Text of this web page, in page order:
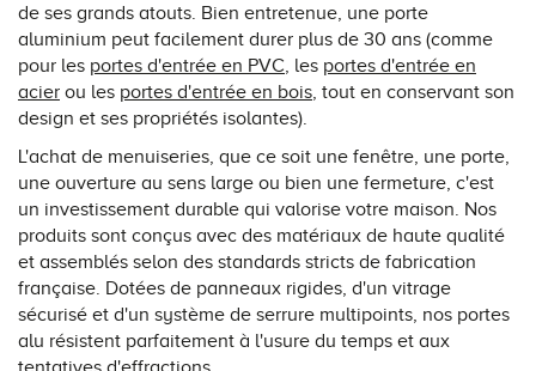
de ses grands atouts. Bien entretenue, une porte
aluminium peut facilement durer plus de 30 ans (comme
pour les portes d'entrée en PVC, les portes d'entrée en
acier ou les portes d'entrée en bois, tout en conservant son
design et ses propriétés isolantes).
L'achat de menuiseries, que ce soit une fenêtre, une porte,
une ouverture au sens large ou bien une fermeture, c'est
un investissement durable qui valorise votre maison. Nos
produits sont conçus avec des matériaux de haute qualité
et assemblés selon des standards stricts de fabrication
française. Dotées de panneaux rigides, d'un vitrage
sécurisé et d'un système de serrure multipoints, nos portes
alu résistent parfaitement à l'usure du temps et aux